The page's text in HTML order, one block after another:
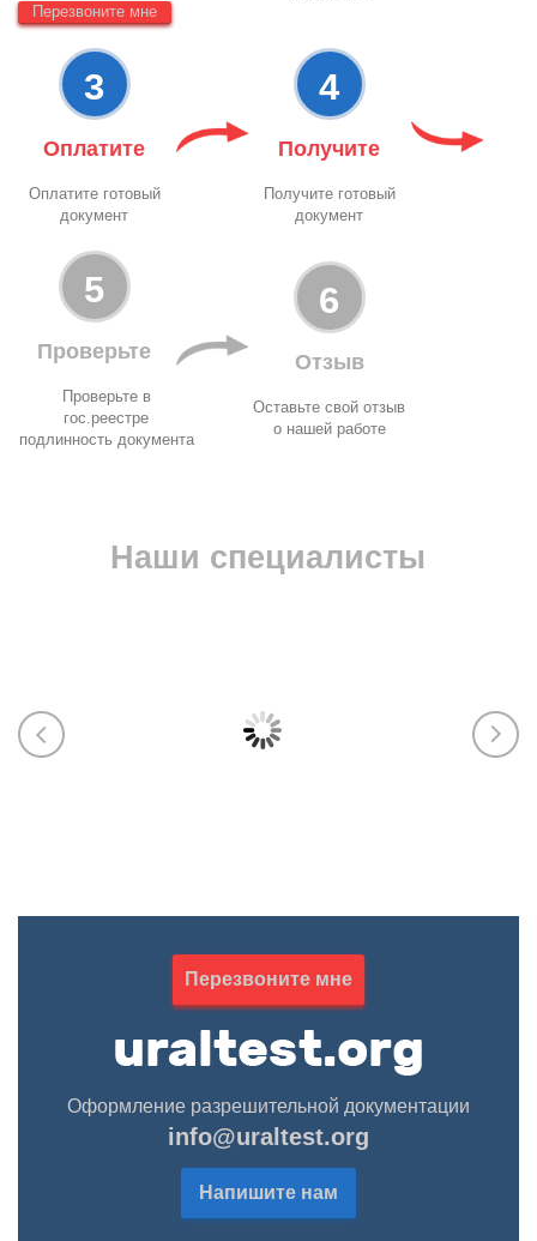
Перезвоните мне
3
Оплатите
Оплатите готовый
документ
4
Получите
Получите готовый
документ
5
Проверьте
Проверьте в
гос.реестре
подлинность документа
6
Отзыв
Оставьте свой отзыв
о нашей работе
Наши специалисты
оборудование, СБКТС, СРО, лицензии,
Перезвоните мне
Оформление разрешительной документации
info@uraltest.org
Напишите нам